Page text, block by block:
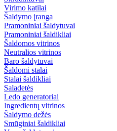
Virimo katilai
Šaldymo įranga
Pramoniniai šaldytuvai
Pramoniniai šaldikliai
Šaldomos vitrinos
Neutralios vitrinos
Baro šaldytuvai
Šaldomi stalai
Stalai šaldikliai
Saladetės
Ledo generatoriai
Ingredientų vitrinos
Šaldymo dežės
Smūginiai šaldikliai